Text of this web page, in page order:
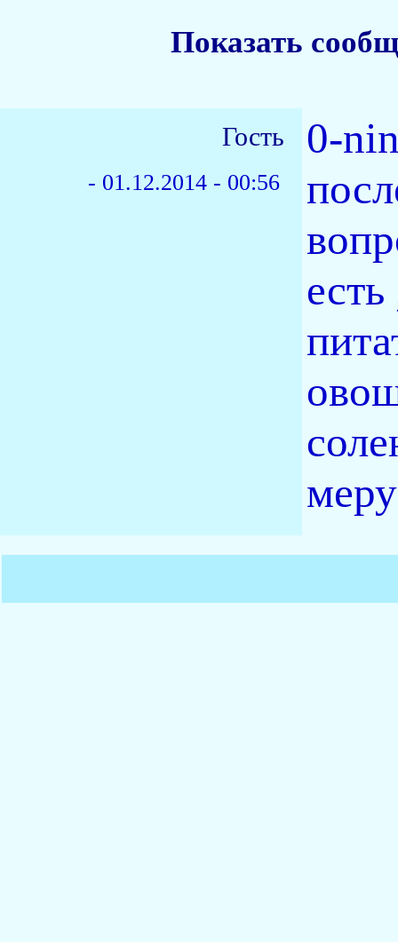
Показать
Гость
- 01.12.2014 - 00:56
0-